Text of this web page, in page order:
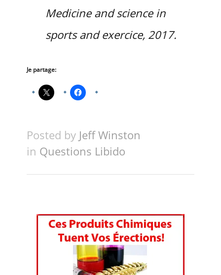
Medicine and science in
sports and exercice, 2017.
Je partage:
Posted by Jeff Winston
in Questions Libido